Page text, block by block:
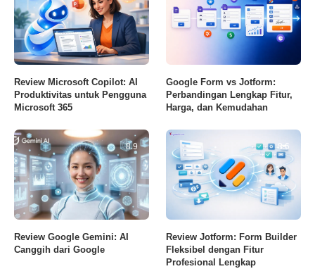
Review Microsoft Copilot: AI
Produktivitas untuk Pengguna
Microsoft 365
Google Form vs Jotform:
Perbandingan Lengkap Fitur,
Harga, dan Kemudahan
8.9
Review Google Gemini: AI
Canggih dari Google
8.6
Review Jotform: Form Builder
Fleksibel dengan Fitur
Profesional Lengkap